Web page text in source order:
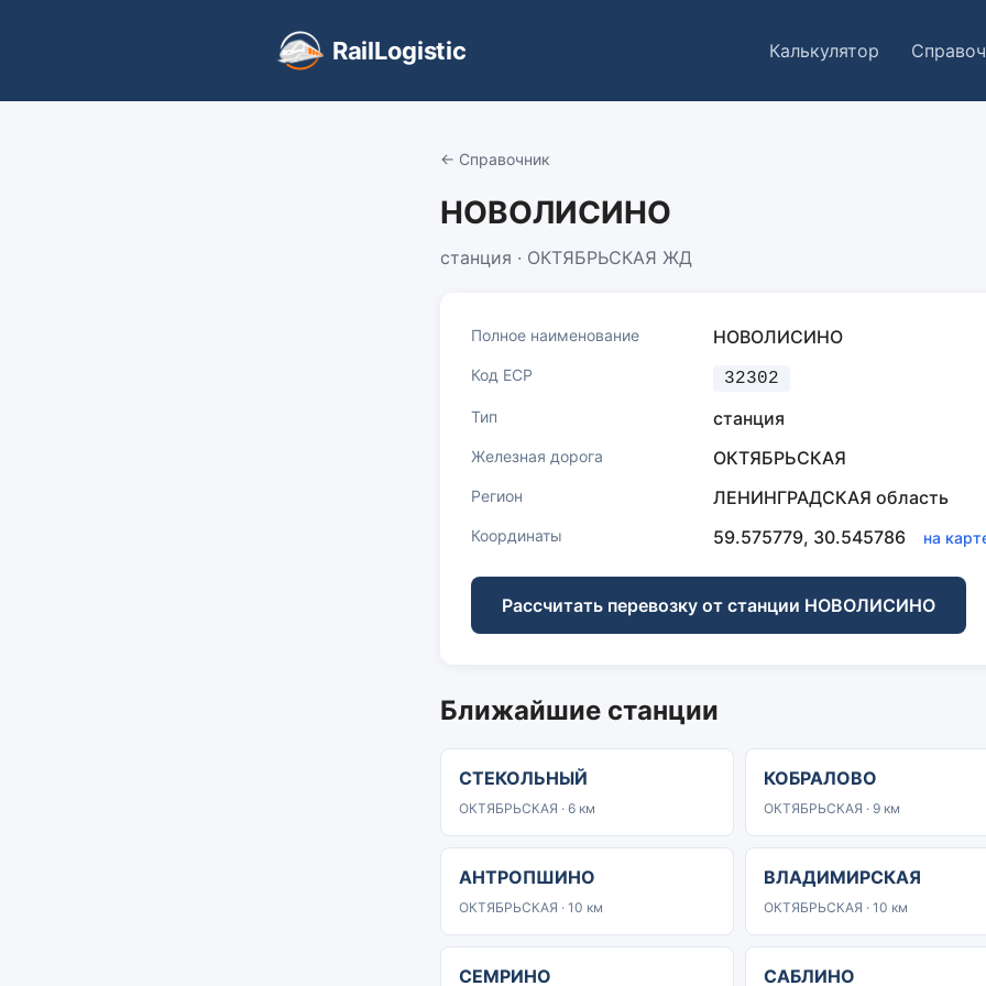
RailLogistic Калькулятор
← Справочник
НОВОЛИСИНО
станция · ОКТЯБРЬСКАЯ ЖД
Полное наименование НОВОЛИСИНО
Код ЕСР 32302
Тип станция
Железная дорога ОКТЯБРЬСКАЯ
Регион ЛЕНИНГРАДСКАЯ область
Координаты 59.575779, 30.545786 на
Рассчитать перевозку от станции НОВОЛИСИНО
Ближайшие станции
СТЕКОЛЬНЫЙ
ОКТЯБРЬСКАЯ · 6 км
КОБРАЛОВО
ОКТЯБРЬСКАЯ · 9 км
АНТРОПШИНО
ОКТЯБРЬСКАЯ · 10 км
ВЛАДИМИРСКАЯ
ОКТЯБРЬСКАЯ · 10 км
СЕМРИНО САБЛИНО